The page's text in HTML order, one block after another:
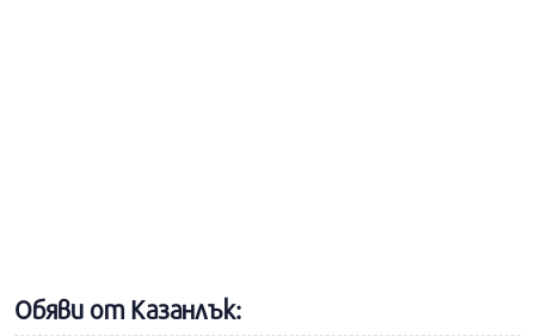
Обяви от Казанлък: